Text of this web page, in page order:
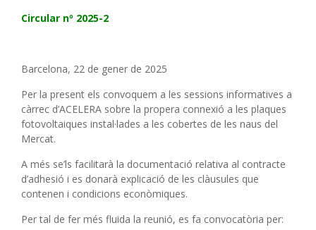
Circular nº 2025-2
Barcelona, 22 de gener de 2025
Per la present els convoquem a les sessions informatives a
càrrec d’ACELERA sobre la propera connexió a les plaques
fotovoltaiques instal·lades a les cobertes de les naus del
Mercat.
A més se’ls facilitarà la documentació relativa al contracte
d’adhesió i es donarà explicació de les clàusules que
contenen i condicions econòmiques.
Per tal de fer més fluida la reunió, es fa convocatòria per: